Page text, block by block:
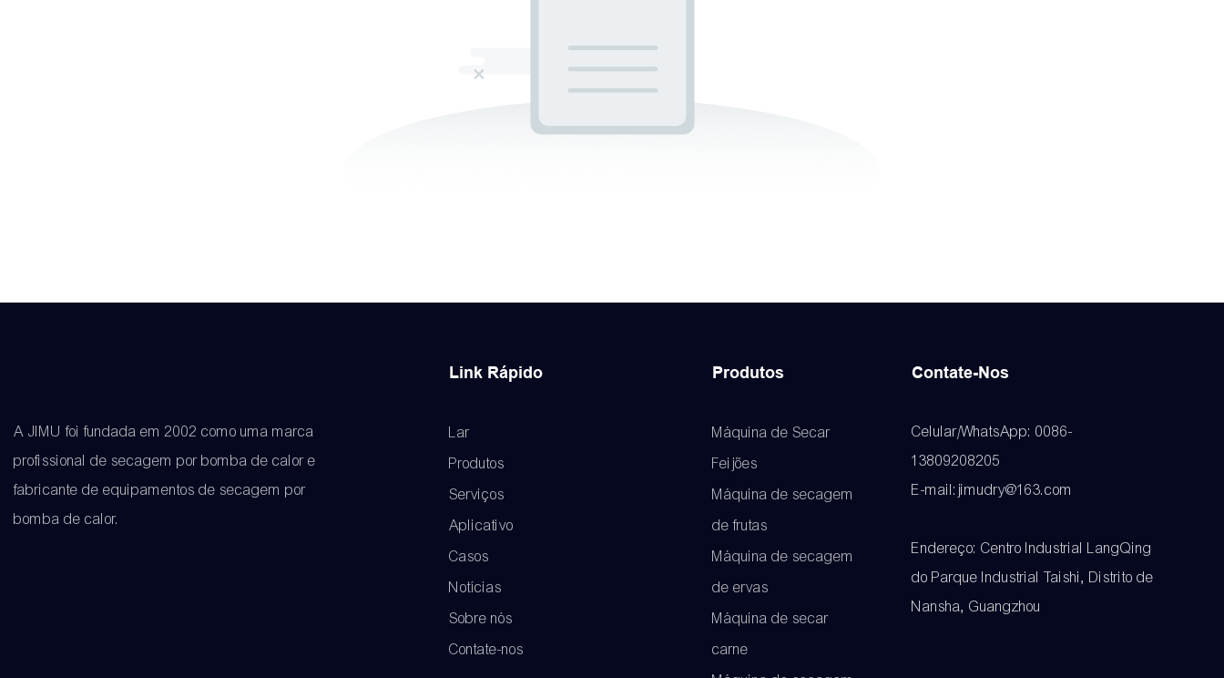
A JIMU foi fundada em 2002 como uma marca
profissional de secagem por bomba de calor e
fabricante de equipamentos de secagem por
bomba de calor.
Link Rápido
Lar
Produtos
Serviços
Aplicativo
Casos
Notícias
Sobre nós
Contate-nos
Produtos
Máquina de Secar
Feijões
Máquina de secagem
de frutas
Máquina de secagem
de ervas
Máquina de secar
carne
Contate-Nos
Celular/WhatsApp: 0086-
13809208205
E-mail:jimudry@163.com
Endereço: Centro Industrial LangQing
do Parque Industrial Taishi, Distrito de
Nansha, Guangzhou